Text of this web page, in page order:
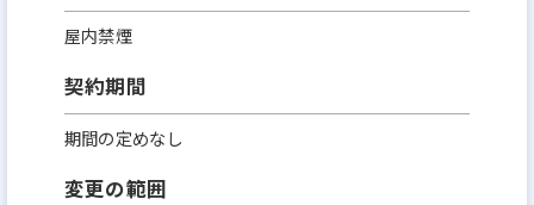
屋内禁煙
契約期間
期間の定めなし
変更の範囲